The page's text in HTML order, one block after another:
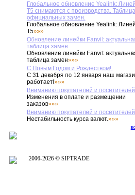
Глобальное обновление Yealink:
T5 снимаются с производства. Таблица
официальных замен.
Глобальное обновление Yealink:
T5»»»
Обновление линейки Fanvil:
таблица замен.
Обновление линейки Fanvil:
таблица замен»»»
С Новым Годом и Рождеством!.
С 31 декабря по 12 января наш
работает!»»»
Вниманию покупателей и
Изменения в оплате и размещении
заказов»»»
Вниманию покупателей и
Нестабильность курса валют.»»»
2006-2026 © SIPTRADE